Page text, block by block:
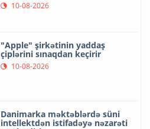
10-08-2026
"Apple" şirkətinin yaddaş
çiplərini sınaqdan keçirir
10-08-2026
Danimarka məktəblərdə süni
intellektdən istifadəyə nəzarəti